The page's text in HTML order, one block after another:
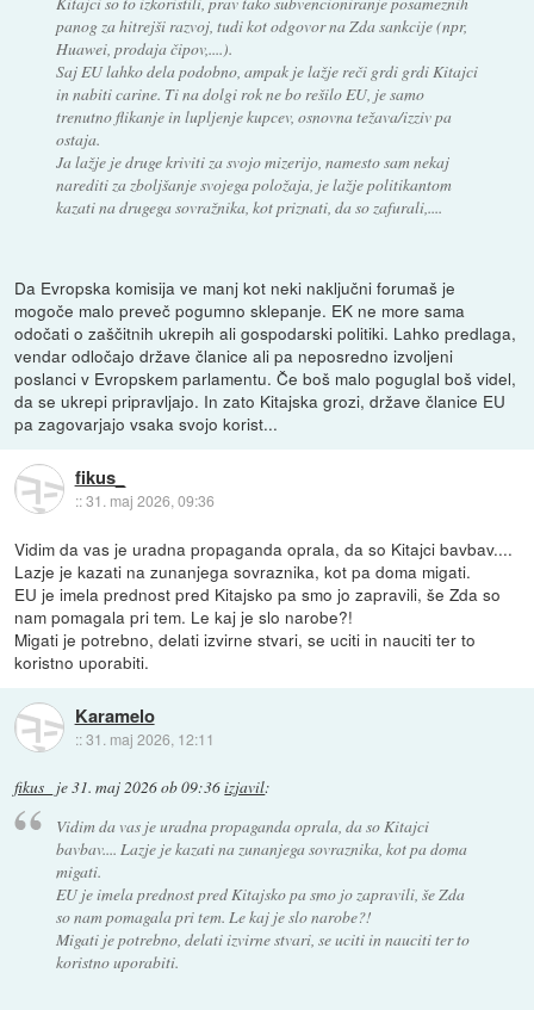
panog za hitrejši razvoj, tudi kot odgovor na Zda sankcije (npr,
Huawei, prodaja čipov,....).
Saj EU lahko dela podobno, ampak je lažje reči grdi grdi Kitajci
in nabiti carine. Ti na dolgi rok ne bo rešilo EU, je samo
trenutno flikanje in lupljenje kupcev, osnovna težava/izziv pa
ostaja.
Ja lažje je druge kriviti za svojo mizerijo, namesto sam nekaj
narediti za zboljšanje svojega položaja, je lažje politikantom
kazati na drugega sovražnika, kot priznati, da so zafurali,....
Da Evropska komisija ve manj kot neki naključni forumaš je
mogoče malo preveč pogumno sklepanje. EK ne more sama
odočati o zaščitnih ukrepih ali gospodarski politiki. Lahko predlaga,
vendar odločajo države članice ali pa neposredno izvoljeni
poslanci v Evropskem parlamentu. Če boš malo poguglal boš videl,
da se ukrepi pripravljajo. In zato Kitajska grozi, države članice EU
pa zagovarjajo vsaka svojo korist...
fikus_
::31. maj 2026, 09:36
Vidim da vas je uradna propaganda oprala, da so Kitajci bavbav....
Lazje je kazati na zunanjega sovraznika, kot pa doma migati.
EU je imela prednost pred Kitajsko pa smo jo zapravili, še Zda so
nam pomagala pri tem. Le kaj je slo narobe?!
Migati je potrebno, delati izvirne stvari, se uciti in nauciti ter to
koristno uporabiti.
Karamelo
::31. maj 2026, 12:11
fikus_ je31. maj 2026 ob 09:36izjavil:
Vidim da vas je uradna propaganda oprala, da so Kitajci
bavbav.... Lazje je kazati na zunanjega sovraznika, kot pa doma
migati.
EU je imela prednost pred Kitajsko pa smo jo zapravili, še Zda
so nam pomagala pri tem. Le kaj je slo narobe?!
Migati je potrebno, delati izvirne stvari, se uciti in nauciti ter to
koristno uporabiti.